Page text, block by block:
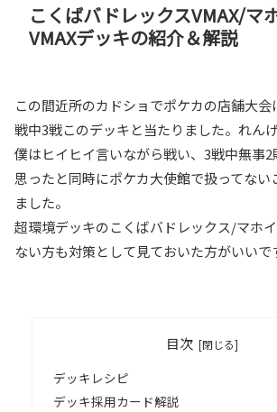
こくばバドレックスVMAX/マ
VMAXデッキの紹介＆解説
この間近所のカドショでポケカの店舗大
戦中3戦このデッキと当たりました。れん
僕はヒイヒイ言いながら戦い、3戦中無事2
思ったと同時にポケカ大使館で扱ってない
ました。
超環境デッキのこくばバドレックス/マホ
ない方も対策として見ておいた方がいいで
目次
デッキレシピ
デッキ採用カード解説